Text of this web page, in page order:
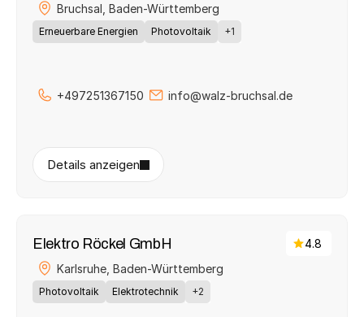
Bruchsal, Baden-Württemberg
Erneuerbare Energien Photovoltaik +1
+497251367150 info@walz-bruchsal.de
Details anzeigen
Elektro Röckel GmbH
4.8
Karlsruhe, Baden-Württemberg
Photovoltaik Elektrotechnik +2